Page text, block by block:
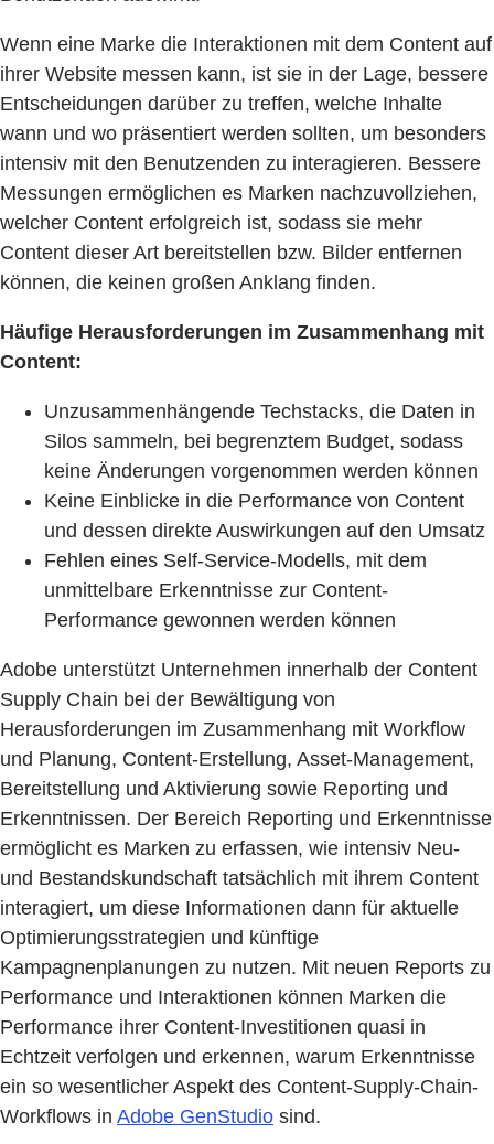
Wenn eine Marke die Interaktionen mit dem Content auf
ihrer Website messen kann, ist sie in der Lage, bessere
Entscheidungen darüber zu treffen, welche Inhalte
wann und wo präsentiert werden sollten, um besonders
intensiv mit den Benutzenden zu interagieren. Bessere
Messungen ermöglichen es Marken nachzuvollziehen,
welcher Content erfolgreich ist, sodass sie mehr
Content dieser Art bereitstellen bzw. Bilder entfernen
können, die keinen großen Anklang finden.
Häufige Herausforderungen im Zusammenhang mit
Content:
Unzusammenhängende Techstacks, die Daten in
Silos sammeln, bei begrenztem Budget, sodass
keine Änderungen vorgenommen werden können
Keine Einblicke in die Performance von Content
und dessen direkte Auswirkungen auf den Umsatz
Fehlen eines Self-Service-Modells, mit dem
unmittelbare Erkenntnisse zur Content-
Performance gewonnen werden können
Adobe unterstützt Unternehmen innerhalb der Content
Supply Chain bei der Bewältigung von
Herausforderungen im Zusammenhang mit Workflow
und Planung, Content-Erstellung, Asset-Management,
Bereitstellung und Aktivierung sowie Reporting und
Erkenntnissen. Der Bereich Reporting und Erkenntnisse
ermöglicht es Marken zu erfassen, wie intensiv Neu-
und Bestandskundschaft tatsächlich mit ihrem Content
interagiert, um diese Informationen dann für aktuelle
Optimierungsstrategien und künftige
Kampagnenplanungen zu nutzen. Mit neuen Reports zu
Performance und Interaktionen können Marken die
Performance ihrer Content-Investitionen quasi in
Echtzeit verfolgen und erkennen, warum Erkenntnisse
ein so wesentlicher Aspekt des Content-Supply-Chain-
Workflows in Adobe GenStudio sind.